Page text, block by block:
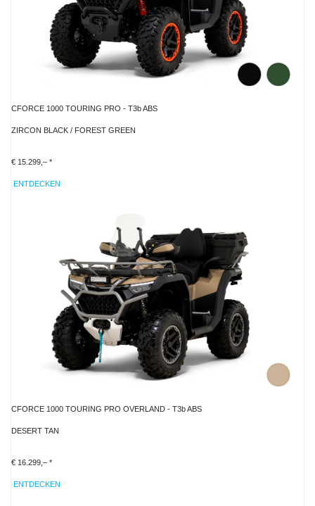
CFORCE 1000 TOURING PRO - T3b ABS
ZIRCON BLACK / FOREST GREEN
€ 15.299,– *
ENTDECKEN
CFORCE 1000 TOURING PRO OVERLAND - T3b ABS
DESERT TAN
€ 16.299,– *
ENTDECKEN